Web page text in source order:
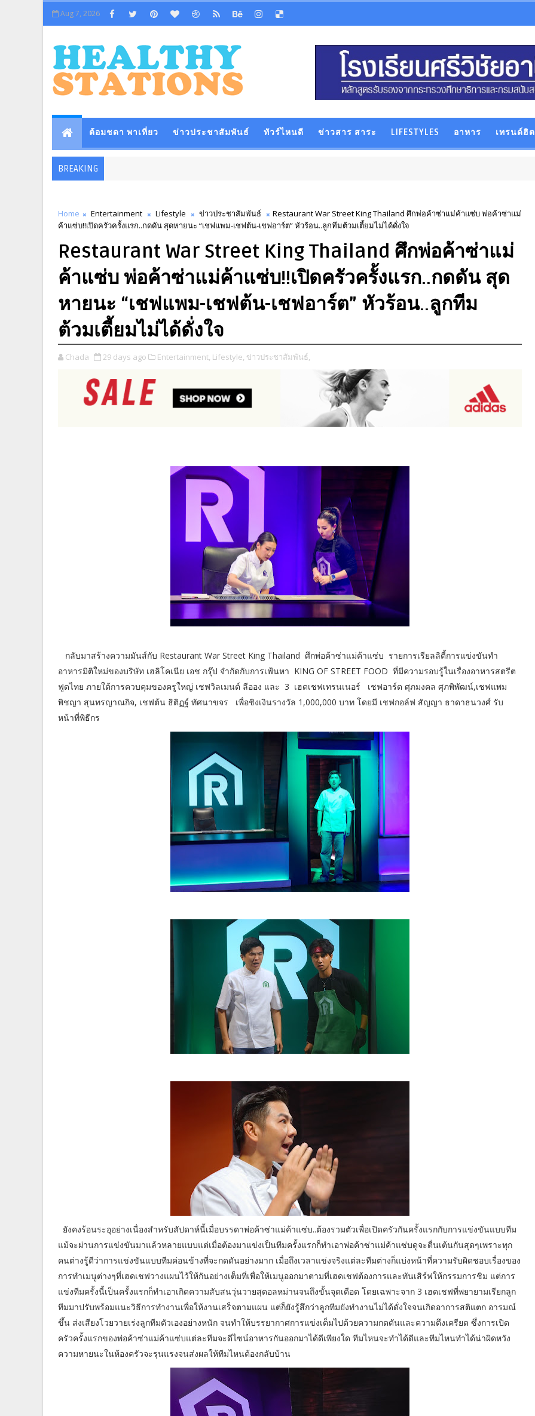
Aug 7, 2026
ต้อมชดา พาเที่ยว ข่าวประชาสัมพันธ์ ทัวร์ไหนดี ข่าวสาร สาระ LIFESTYLES อาหาร เทรนด์ฮิต
BREAKING
Home Entertainment Lifestyle ข่าวประชาสัมพันธ์
Restaurant War Street King Thailand ศึกพ่อค้าซ่าแม่ค้าแซ่บ พ่อค้าซ่าแม่
ค้าแซ่บ!!เปิดครัวครั้งแรก..กดดัน สุดหายนะ “เชฟแพม-เชฟต้น-เชฟอาร์ต” หัวร้อน..ลูกทีมต้วมเตี้ยมไม่ได้ดั่งใจ
Restaurant War Street King Thailand ศึกพ่อค้าซ่าแม่
ค้าแซ่บ พ่อค้าซ่าแม่ค้าแซ่บ!!เปิดครัวครั้งแรก..กดดัน สุด
หายนะ “เชฟแพม-เชฟต้น-เชฟอาร์ต” หัวร้อน..ลูกทีม
ต้วมเตี้ยมไม่ได้ดั่งใจ
Chada 29 days ago Entertainment, Lifestyle, ข่าวประชาสัมพันธ์,
กลับมาสร้างความมันส์กับ Restaurant War Street King Thailand ศึกพ่อค้าซ่าแม่ค้าแซ่บ รายการเรียลลิตี้การแข่งขันทำ
อาหารมิติใหม่ของบริษัท เฮลิโคเนีย เอช กรุ๊ป จำกัดกับการเฟ้นหา KING OF STREET FOOD ที่มีความรอบรู้ในเรื่องอาหารสตรีต
ฟูดไทย ภายใต้การควบคุมของครูใหญ่ เชฟวิลเมนต์ ลีออง และ 3 เฮดเชฟเทรนเนอร์ เชฟอาร์ต ศุภมงคล ศุภพิพัฒน์,เชฟแพม
พิชญา สุนทรญาณกิจ, เชฟต้น ธิติฏฐ์ ทัศนาขจร เพื่อชิงเงินรางวัล 1,000,000 บาท โดยมี เชฟกอล์ฟ สัญญา ธาดาธนวงศ์ รับ
หน้าที่พิธีกร
ยังคงร้อนระอุอย่างเนื่องสำหรับสัปดาห์นี้เมื่อบรรดาพ่อค้าซ่าแม่ค้าแซ่บ..ต้องรวมตัวเพื่อเปิดครัวกันครั้งแรกกับการแข่งขันแบบทีม
แม้จะผ่านการแข่งขันมาแล้วหลายแบบแต่เมื่อต้องมาแข่งเป็นทีมครั้งแรกก็ทำเอาพ่อค้าซ่าแม่ค้าแซ่บดูจะตื่นเต้นกันสุดๆเพราะทุก
คนต่างรู้ดีว่าการแข่งขันแบบทีมค่อนข้างที่จะกดดันอย่างมาก เมื่อถึงเวลาแข่งจริงแต่ละทีมต่างก็แบ่งหน้าที่ความรับผิดชอบเรื่องของ
การทำเมนูต่างๆที่เฮดเชฟวางแผนไว้ให้กันอย่างเต็มที่เพื่อให้เมนูออกมาตามที่เฮดเชฟต้องการและทันเสิร์ฟให้กรรมการชิม แต่การ
แข่งทีมครั้งนี้เป็นครั้งแรกก็ทำเอาเกิดความสับสนวุ่นวายสุดอลหม่านจนถึงขั้นจุดเดือด โดยเฉพาะจาก 3 เฮดเชฟที่พยายามเรียกลูก
ทีมมาปรับพร้อมแนะวิธีการทำงานเพื่อให้งานเสร็จตามแผน แต่ก็ยังรู้สึกว่าลูกทีมยังทำงานไม่ได้ดั่งใจจนเกิดอาการสติแตก อารมณ์
ขึ้น ส่งเสียงโวยวายเร่งลูกทีมตัวเองอย่างหนัก จนทำให้บรรยากาศการแข่งเต็มไปด้วยความกดดันและความตึงเครียด ซึ่งการเปิด
ครัวครั้งแรกของพ่อค้าซ่าแม่ค้าแซ่บแต่ละทีมจะดีไซน์อาหารกันออกมาได้ดีเพียงใด ทีมไหนจะทำได้ดีและทีมไหนทำได้น่าผิดหวัง
ความหายนะในห้องครัวจะรุนแรงจนส่งผลให้ทีมไหนต้องกลับบ้าน